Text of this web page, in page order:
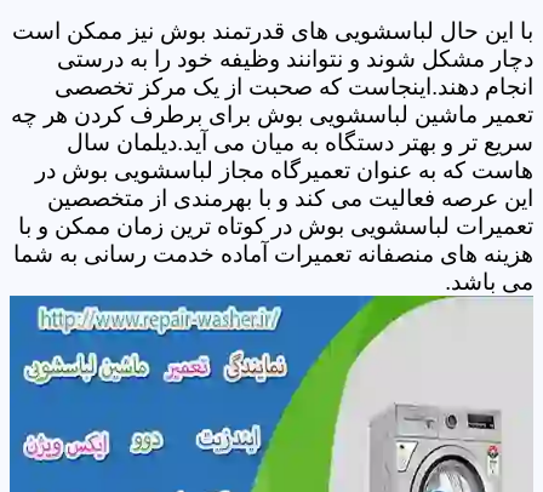
با این حال لباسشویی های قدرتمند بوش نیز ممکن است
دچار مشکل شوند و نتوانند وظیفه خود را به درستی
انجام دهند.اینجاست که صحبت از یک مرکز تخصصی
تعمیر ماشین لباسشویی بوش برای برطرف کردن هر چه
سریع تر و بهتر دستگاه به میان می آید.دیلمان سال
هاست که به عنوان تعمیرگاه مجاز لباسشویی بوش در
این عرصه فعالیت می کند و با بهرمندی از متخصصین
تعمیرات لباسشویی بوش در کوتاه ترین زمان ممکن و با
هزینه های منصفانه تعمیرات آماده خدمت رسانی به شما
می باشد.